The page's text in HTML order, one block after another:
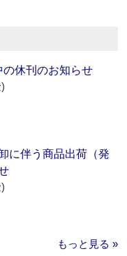
休刊のお知らせ
に伴う商品出荷（発
もっと見る »